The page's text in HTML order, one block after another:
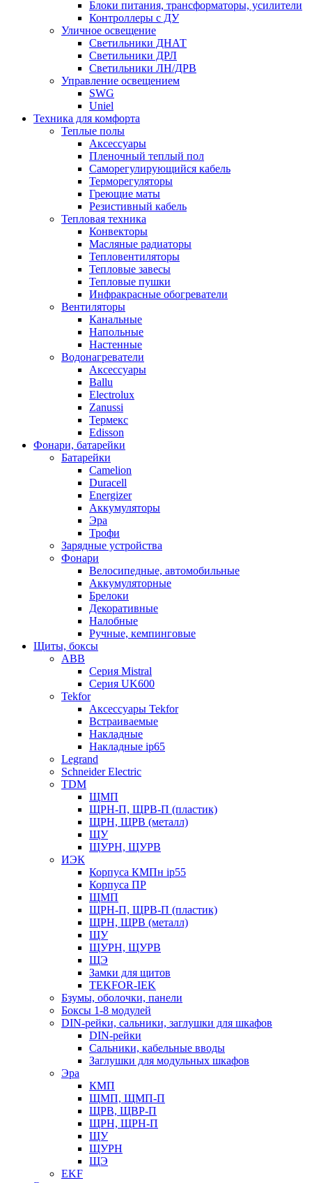
Блоки питания, трансформаторы, усилители
Контроллеры с ДУ
Уличное освещение
Светильники ДНАТ
Светильники ДРЛ
Светильники ЛН/ДРВ
Управление освещением
SWG
Uniel
Техника для комфорта
Теплые полы
Аксессуары
Пленочный теплый пол
Саморегулирующийся кабель
Терморегуляторы
Греющие маты
Резистивный кабель
Тепловая техника
Конвекторы
Масляные радиаторы
Тепловентиляторы
Тепловые завесы
Тепловые пушки
Инфракрасные обогреватели
Вентиляторы
Канальные
Напольные
Настенные
Водонагреватели
Аксессуары
Ballu
Electrolux
Zanussi
Термекс
Edisson
Фонари, батарейки
Батарейки
Camelion
Duracell
Energizer
Аккумуляторы
Эра
Трофи
Зарядные устройства
Фонари
Велосипедные, автомобильные
Аккумуляторные
Брелоки
Декоративные
Налобные
Ручные, кемпинговые
Щиты, боксы
ABB
Серия Mistral
Серия UK600
Tekfor
Аксессуары Tekfor
Встраиваемые
Накладные
Накладные ip65
Legrand
Schneider Electric
TDM
ЩМП
ЩРН-П, ЩРВ-П (пластик)
ЩРН, ЩРВ (металл)
ЩУ
ЩУРН, ЩУРВ
ИЭК
Корпуса КМПн ip55
Корпуса ПР
ЩМП
ЩРН-П, ЩРВ-П (пластик)
ЩРН, ЩРВ (металл)
ЩУ
ЩУРН, ЩУРВ
ЩЭ
Замки для щитов
TEKFOR-IEK
Бзумы, оболочки, панели
Боксы 1-8 модулей
DIN-рейки, сальники, заглушки для шкафов
DIN-рейки
Сальники, кабельные вводы
Заглушки для модульных шкафов
Эра
КМП
ЩМП, ЩМП-П
ЩРВ, ЩВР-П
ЩРН, ЩРН-П
ЩУ
ЩУРН
ЩЭ
EKF